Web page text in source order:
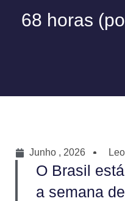
68 horas
Junho , 2026
O Brasil
a semana